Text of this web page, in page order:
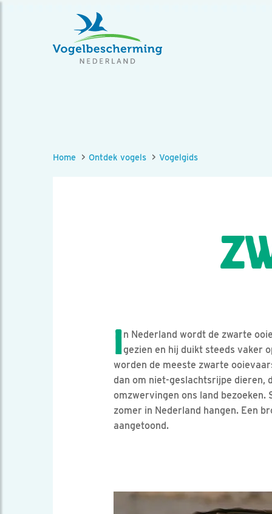
Home Ontdek vogels Vogelgids
In Nederland wordt de zwarte
gezien en hij duikt steeds vaker
worden de meeste zwarte
dan om niet-geslachtsrijpe dieren,
omzwervingen ons land bezoeken.
zomer in Nederland hangen. Een
aangetoond.